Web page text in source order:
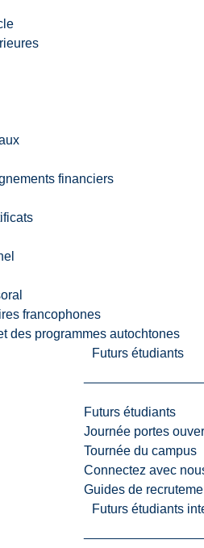
financiers
francophones
des programmes autochtones
Futurs étudiants
Futurs étudiants
Journée portes
Tournée du campus
Connectez avec
Guides de
Futurs étudiants